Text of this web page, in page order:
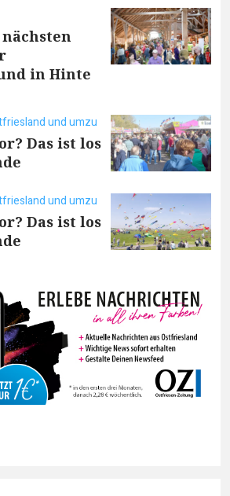
in Hinte
und umzu
Das ist los
und umzu
Das ist los